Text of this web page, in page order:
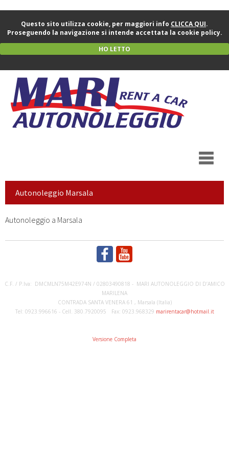
Questo sito utilizza cookie, per maggiori info CLICCA QUI.
Proseguendo la navigazione si intende accettata la cookie policy.
HO LETTO
Autonoleggio Marsala
Autonoleggio a Marsala
C.F. / P.Iva: DMCMLN75M42E974N / 02803490818 - MARI AUTONOLEGGIO DI D’AMICO
MARILENA
CONTRADA SANTA VENERA 61 , Marsala (Italia)
Tel: 0923.996616 - Cell. 380.7920095 Fax: 0923.968329 marirentacar@hotmail.it
Versione Completa